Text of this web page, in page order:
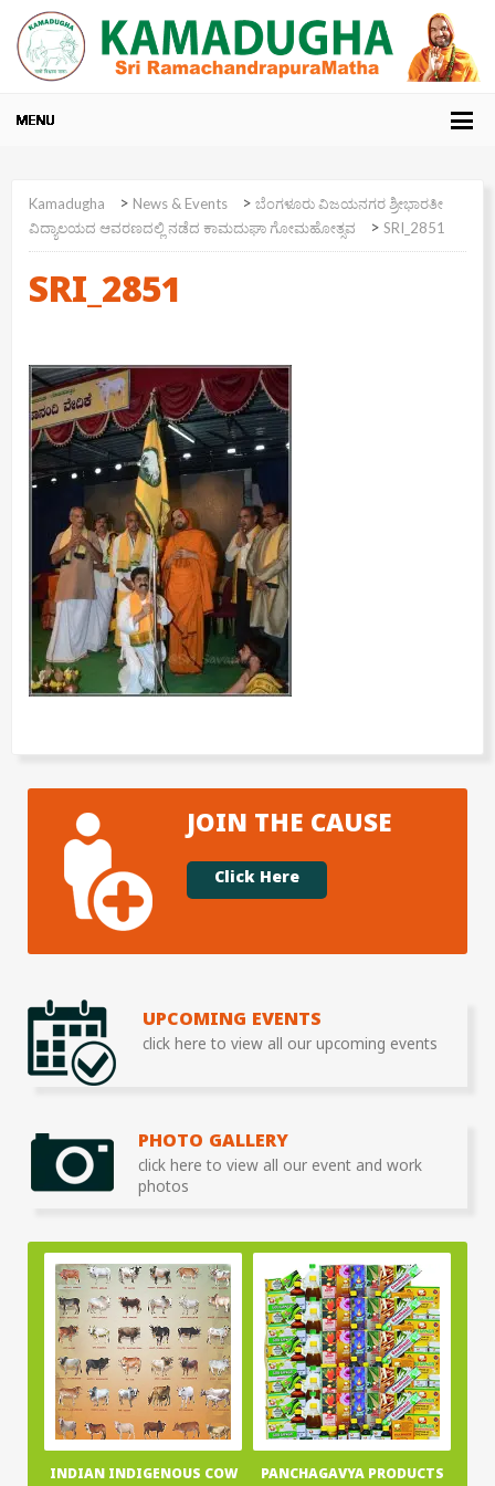
Kamadugha > News & Events > ಬೆಂಗಳೂರು ವಿಜಯನಗರ ಶ್ರೀಭಾರತೀ
ವಿದ್ಯಾಲಯದ ಆವರಣದಲ್ಲಿ ನಡೆದ ಕಾಮದುಘಾ ಗೋಮಹೋತ್ಸವ
> SRI_2851
SRI_2851
JOIN THE CAUSE
Click Here
UPCOMING EVENTS
click here to view all our upcoming events
PHOTO GALLERY
click here to view all our event and work
photos
INDIAN INDIGENOUS COW
PANCHAGAVYA PRODUCTS